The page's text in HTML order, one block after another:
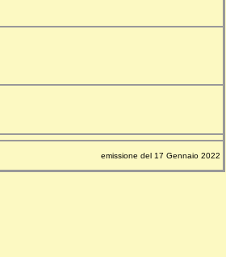
emissione del 17 Gennaio 2022